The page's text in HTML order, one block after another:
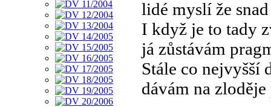
lidé myslí že
I když je to tady
já zůstávám
Stále co nejvyšší
dávám na